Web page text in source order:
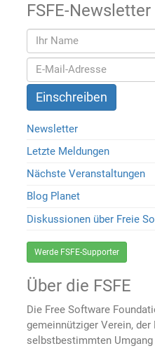
FSFE-
Newsletter
Letzte Meldungen
Nächste Veranstaltungen
Blog Planet
Diskussionen über Freie
Werde FSFE-Supporter
Über die FSFE
Die Free Software
gemeinnütziger Verein, der
selbstbestimmten